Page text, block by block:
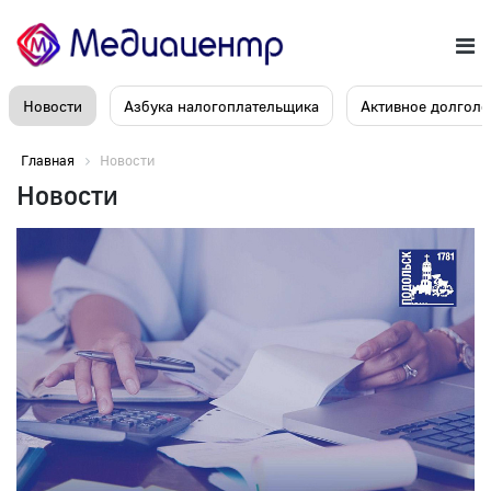
Новости Азбука налогоплательщика Активное
Главная Новости
Новости